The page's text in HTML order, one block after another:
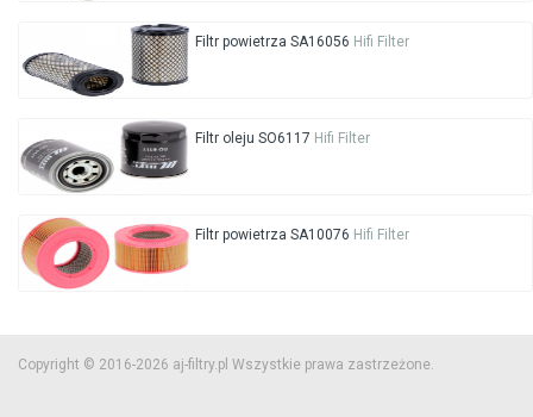
Filtr powietrza SA16056 Hifi Filter
Filtr oleju SO6117 Hifi Filter
Filtr powietrza SA10076 Hifi Filter
Copyright © 2016-2026 aj-filtry.pl Wszystkie prawa zastrzeżone.